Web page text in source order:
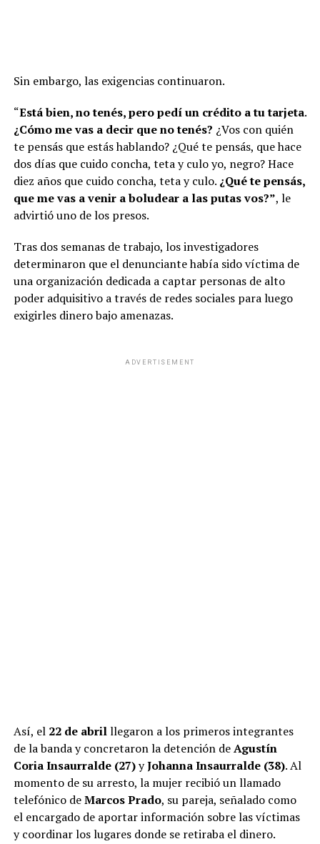
Sin embargo, las exigencias continuaron.
“Está bien, no tenés, pero pedí un crédito a tu tarjeta.
¿Cómo me vas a decir que no tenés? ¿Vos con quién
te pensás que estás hablando? ¿Qué te pensás, que hace
dos días que cuido concha, teta y culo yo, negro? Hace
diez años que cuido concha, teta y culo. ¿Qué te pensás,
que me vas a venir a boludear a las putas vos?”, le
advirtió uno de los presos.
Tras dos semanas de trabajo, los investigadores
determinaron que el denunciante había sido víctima de
una organización dedicada a captar personas de alto
poder adquisitivo a través de redes sociales para luego
exigirles dinero bajo amenazas.
ADVERTISEMENT
Así, el 22 de abrilllegaron a los primeros integrantes
de la banda y concretaron la detención deAgustín
Coria Insaurralde (27)yJohanna Insaurralde (38). Al
momento de su arresto, la mujer recibió un llamado
telefónico deMarcos Prado, su pareja, señalado como
el encargado de aportar información sobre las víctimas
y coordinar los lugares donde se retiraba el dinero.